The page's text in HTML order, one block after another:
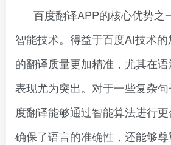
百度翻译APP的核心优势之
智能技术。得益于百度AI技术
的翻译质量更加精准，尤其在
表现尤为突出。对于一些复杂
度翻译能够通过智能算法进行
确保了语言的准确性，还能够